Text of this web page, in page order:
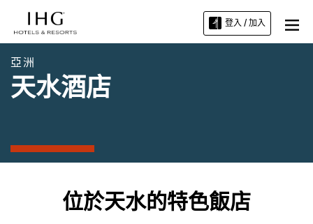
登入 / 加入
亞洲
天水酒店
位於天水的特色飯店